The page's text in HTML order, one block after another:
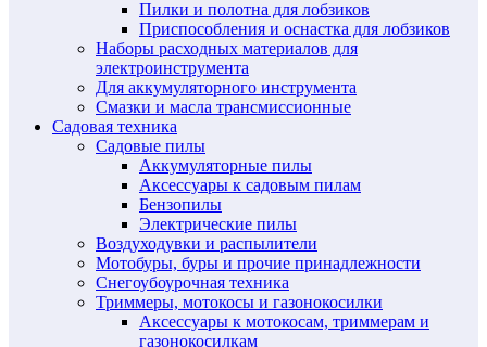
Пилки и полотна для лобзиков
Приспособления и оснастка для лобзиков
Наборы расходных материалов для
электроинструмента
Для аккумуляторного инструмента
Смазки и масла трансмиссионные
Садовая техника
Садовые пилы
Аккумуляторные пилы
Аксессуары к садовым пилам
Бензопилы
Электрические пилы
Воздуходувки и распылители
Мотобуры, буры и прочие принадлежности
Снегоубоурочная техника
Триммеры, мотокосы и газонокосилки
Аксессуары к мотокосам, триммерам и
газонокосилкам